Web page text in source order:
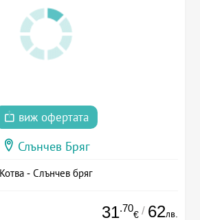
виж офертата
Слънчев Бряг
Котва - Слънчев бряг
31.70
€ / 62лв.